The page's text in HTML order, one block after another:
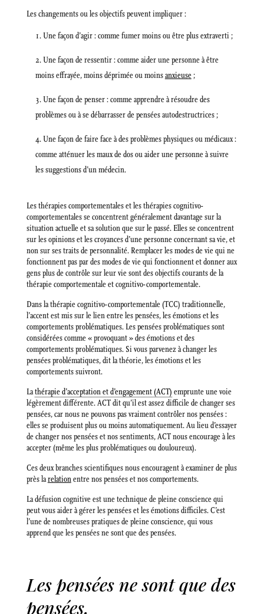
Les changements ou les objectifs peuvent impliquer :
Une façon d’agir : comme fumer moins ou être plus extraverti ;
Une façon de ressentir : comme aider une personne à être
moins effrayée, moins déprimée ou moinsanxieuse;
Une façon de penser : comme apprendre à résoudre des
problèmes ou à se débarrasser de pensées autodestructrices ;
Une façon de faire face à des problèmes physiques ou médicaux :
comme atténuer les maux de dos ou aider une personne à suivre
les suggestions d’un médecin.
Les thérapies comportementales et les thérapies cognitivo-
comportementales se concentrent généralement davantage sur la
situation actuelle et sa solution que sur le passé. Elles se concentrent
sur les opinions et les croyances d’une personne concernant sa vie, et
non sur ses traits de personnalité. Remplacer les modes de vie qui ne
fonctionnent pas par des modes de vie qui fonctionnent et donner aux
gens plus de contrôle sur leur vie sont des objectifs courants de la
thérapie comportementale et cognitivo-comportementale.
Dans la thérapie cognitivo-comportementale (TCC) traditionnelle,
l’accent est mis sur le lien entre les pensées, les émotions et les
comportements problématiques. Les pensées problématiques sont
considérées comme « provoquant » des émotions et des
comportements problématiques. Si vous parvenez à changer les
pensées problématiques, dit la théorie, les émotions et les
comportements suivront.
Lathérapie d’acceptation et d’engagement (ACT) emprunte une voie
légèrement différente. ACT dit qu’il est assez difficile de changer ses
pensées, car nous ne pouvons pas vraiment contrôler nos pensées :
elles se produisent plus ou moins automatiquement. Au lieu d’essayer
de changer nos pensées et nos sentiments, ACT nous encourage à les
accepter (même les plus problématiques ou douloureux).
Ces deux branches scientifiques nous encouragent à examiner de plus
près larelationentre nos pensées et nos comportements.
La défusion cognitive est une technique de pleine conscience qui
peut vous aider à gérer les pensées et les émotions difficiles. C’est
l’une de nombreuses pratiques de pleine conscience, qui vous
apprend que les pensées ne sont que des pensées.
Les pensées ne sont que des
pensées.